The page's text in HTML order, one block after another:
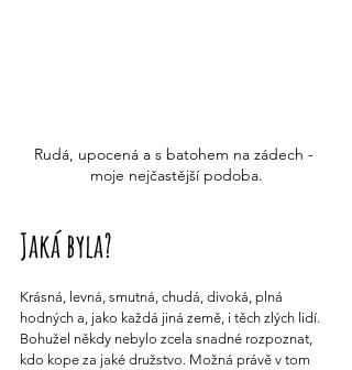
Rudá, upocená a s batohem na zádech -
moje nejčastější podoba.
Jaká byla?
Krásná, levná, smutná, chudá, divoká, plná
hodných a, jako každá jiná země, i těch zlých lidí.
Bohužel někdy nebylo zcela snadné rozpoznat,
kdo kope za jaké družstvo. Možná právě v tom